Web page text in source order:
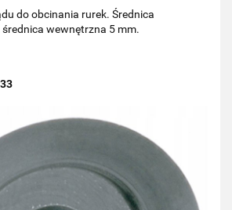
do obcinania rurek. Średnica
wewnętrzna 5 mm.